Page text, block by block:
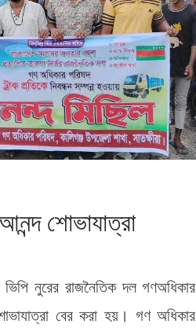
শোভাযাত্রা
নুরের রাজনৈতিক দল গণঅধিকার
বের করা হয়। গণ অধিকার